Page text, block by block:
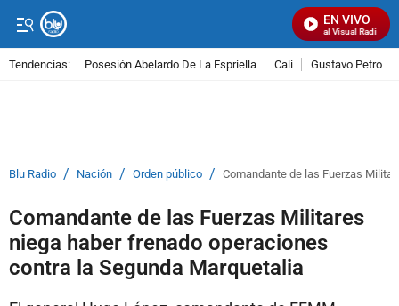
EN VIVO
Señal Visual Radio
Tendencias: Posesión Abelardo De La Espriella Cali Gustavo Petro
Blu Radio / Nación / Orden público / Comandante de las Fuerzas
Comandante de las Fuerzas Militares
niega haber frenado operaciones
contra la Segunda Marquetalia